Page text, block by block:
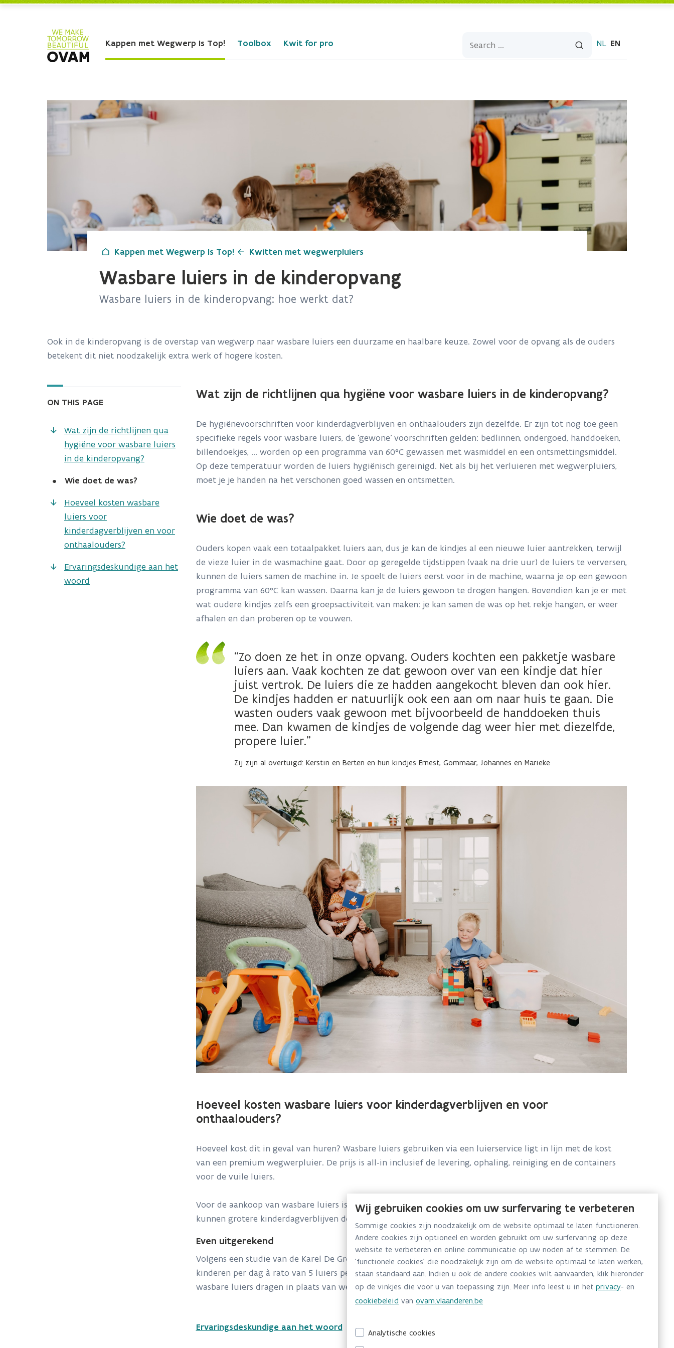
Kappen met Wegwerp Is Top! Toolbox Kwit for pro NL EN
Kappen met Wegwerp Is Top! Kwitten met wegwerpluiers
Wasbare luiers in de kinderopvang
Wasbare luiers in de kinderopvang: hoe werkt dat?
Ook in de kinderopvang is de overstap van wegwerp naar wasbare luiers een duurzame en haalbare keuze. Zowel voor de opvang als de ouders
betekent dit niet noodzakelijk extra werk of hogere kosten.
ON THIS PAGE
Wat zijn de richtlijnen qua
hygiëne voor wasbare luiers
in de kinderopvang?
•
Wie doet de was?
Hoeveel kosten wasbare
luiers voor
kinderdagverblijven en voor
onthaalouders?
Ervaringsdeskundige aan het
woord
Wat zijn de richtlijnen qua hygiëne voor wasbare luiers in de kinderopvang?
De hygiënevoorschriften voor kinderdagverblijven en onthaalouders zijn dezelfde. Er zijn tot nog toe geen
specifieke regels voor wasbare luiers, de ‘gewone’ voorschriften gelden: bedlinnen, ondergoed, handdoeken,
billendoekjes, ... worden op een programma van 60°C gewassen met wasmiddel en een ontsmettingsmiddel.
Op deze temperatuur worden de luiers hygiënisch gereinigd. Net als bij het verluieren met wegwerpluiers,
moet je je handen na het verschonen goed wassen en ontsmetten.
Wie doet de was?
Ouders kopen vaak een totaalpakket luiers aan, dus je kan de kindjes al een nieuwe luier aantrekken, terwijl
de vieze luier in de wasmachine gaat. Door op geregelde tijdstippen (vaak na drie uur) de luiers te verversen,
kunnen de luiers samen de machine in. Je spoelt de luiers eerst voor in de machine, waarna je op een gewoon
programma van 60°C kan wassen. Daarna kan je de luiers gewoon te drogen hangen. Bovendien kan je er met
wat oudere kindjes zelfs een groepsactiviteit van maken: je kan samen de was op het rekje hangen, er weer
afhalen en dan proberen op te vouwen.
“Zo doen ze het in onze opvang. Ouders kochten een pakketje wasbare
luiers aan. Vaak kochten ze dat gewoon over van een kindje dat hier
juist vertrok. De luiers die ze hadden aangekocht bleven dan ook hier.
De kindjes hadden er natuurlijk ook een aan om naar huis te gaan. Die
wasten ouders vaak gewoon met bijvoorbeeld de handdoeken thuis
mee. Dan kwamen de kindjes de volgende dag weer hier met diezelfde,
propere luier.”
Zij zijn al overtuigd: Kerstin en Berten en hun kindjes Ernest, Gommaar, Johannes en Marieke
Hoeveel kosten wasbare luiers voor kinderdagverblijven en voor
onthaalouders?
Hoeveel kost dit in geval van huren? Wasbare luiers gebruiken via een luierservice ligt in lijn met de kost
van een premium wegwerpluier. De prijs is all-in inclusief de levering, ophaling, reiniging en de containers
voor de vuile luiers.
Voor de aankoop van wasbare luiers is er geen prijsverschil met de prijs die ouders betalen. Eventueel
kunnen grotere kinderdagverblijven door een groepsaankoop een kortingspercentage krijgen.
Even uitgerekend
Volgens een studie van de Karel De Grote Hogeschool uit 2019 kan een kinderdagverblijf met gemiddeld 50
kinderen per dag à rato van 5 luiers per kind in een periode van 2,5 jaar 2870 euro besparen als alle kinderen
wasbare luiers dragen in plaats van wegwerpluiers.
Ervaringsdeskundige aan het woord
Wij gebruiken cookies om uw surfervaring te verbeteren
Sommige cookies zijn noodzakelijk om de website optimaal te laten functioneren.
Andere cookies zijn optioneel en worden gebruikt om uw surfervaring op deze
website te verbeteren en online communicatie op uw noden af te stemmen. De
'functionele cookies' die noodzakelijk zijn om de website optimaal te laten werken,
staan standaard aan. Indien u ook de andere cookies wilt aanvaarden, klik hieronder
op de vinkjes die voor u van toepassing zijn. Meer info leest u in het privacy- en
cookiebeleid van ovam.vlaanderen.be
Analytische cookies